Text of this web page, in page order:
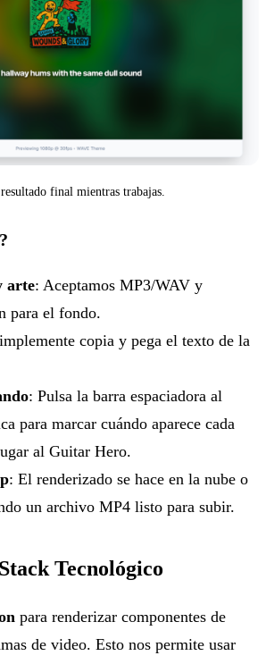
final mientras trabajas.
arte: Aceptamos MP3/WAV y
para el fondo.
copia y pega el texto de la
: Pulsa la barra espaciadora al
para marcar cuándo aparece cada
al Guitar Hero.
: El renderizado se hace en la nube o
un archivo MP4 listo para subir.
Tecnológico
para renderizar componentes de
de video. Esto nos permite usar